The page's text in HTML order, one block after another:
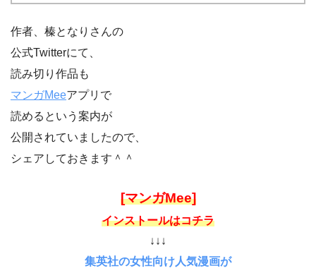
作者、榛となりさんの
公式Twitterにて、
読み切り作品も
マンガMeeアプリで
読めるという案内が
公開されていましたので、
シェアしておきます＾＾
[マンガMee]
インストールはコチラ
↓↓↓
集英社の女性向け人気漫画が